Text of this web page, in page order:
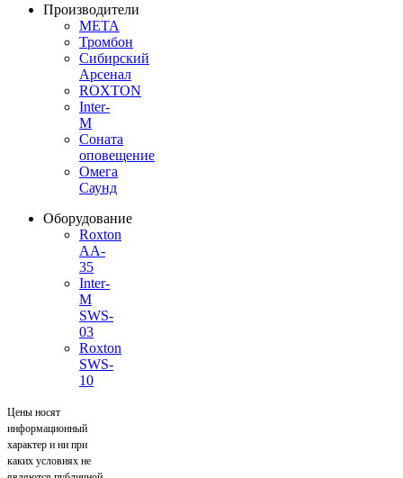
Производители
МЕТА
Тромбон
Сибирский
Арсенал
ROXTON
Inter-
M
Соната
оповещение
Омега
Саунд
Оборудование
Roxton
AA-
35
Inter-
M
SWS-
03
Roxton
SWS-
10
Цены носят
информационный
характер и ни при
каких условиях не